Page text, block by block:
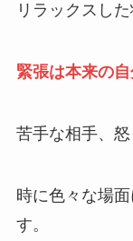
リラックスし
緊張は本来の
苦手な相手、怒
時に色々な場
す。